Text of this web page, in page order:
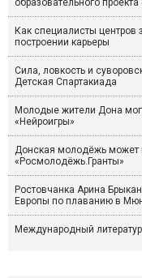
образовательного
Как специалисты центров
построении карьеры
Сила, ловкость и
Детская Спартакиада
Молодые жители Дона
«Нейроигры»
Донская молодёжь может
«Росмолодёжь.Гранты»
Ростовчанка Арина
Европы по плаванию в
Международный